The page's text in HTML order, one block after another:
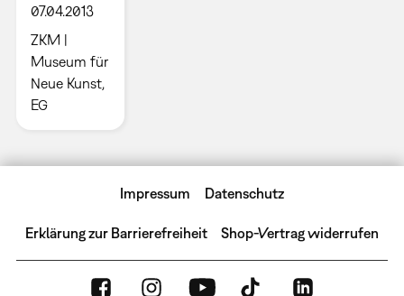
07.04.2013
ZKM |
Museum für
Neue Kunst,
EG
Impressum Datenschutz
Erklärung zur Barrierefreiheit Shop-Vertrag widerrufen